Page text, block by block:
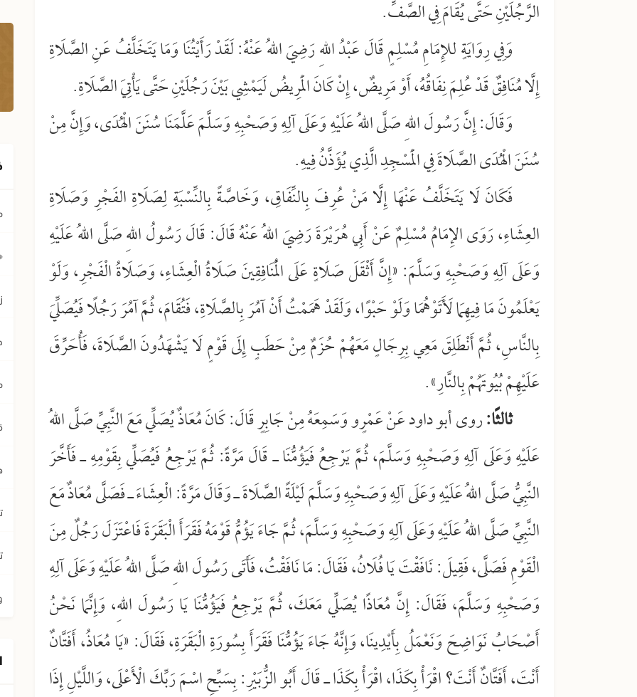
الرَّجُلَيْنِ حَتَّى يُقَامَ فِي الصَّفِّ.
وَفِي رِوَايَةٍ للإِمَامِ مُسْلِمٍ قَالَ عَبْدُ اللهِ رَضِيَ اللهُ عَنْهُ: لَقَدْ رَأَيْتُنَا وَمَا يَتَخَلَّفُ عَنِ الصَّلَاةِ
إِلَّا مُنَافِقٌ قَدْ عُلِمَ نِفَاقُهُ، أَوْ مَرِيضٌ، إِنْ كَانَ الْمَرِيضُ لَيَمْشِي بَيْنَ رَجُلَيْنِ حَتَّى يَأْتِيَ الصَّلَاةِ.
وَقَالَ: إِنَّ رَسُولَ اللهِ صَلَّى اللهُ عَلَيْهِ وَعَلَى آلِهِ وَصَحْبِهِ وَسَلَّمَ عَلَّمَنَا سُنَنَ الْهُدَى، وَإِنَّ مِنْ
سُنَنَ الْهُدَى الصَّلَاةَ فِي الْمَسْجِدِ الَّذِي يُؤَذَّنُ فِيهِ.
فَكَانَ لَا يَتَخَلَّفُ عَنْهَا إِلَّا مَنْ عُرِفَ بِالنِّفَاقِ، وَخَاصَّةً بِالنِّسْبَةِ لِصَلَاةِ الفَجْرِ وَصَلَاةِ
العِشَاءِ، رَوَى الإِمَامُ مُسْلِمٌ عَنْ أَبِي هُرَيْرَةَ رَضِيَ اللهُ عَنْهُ قَالَ: قَالَ رَسُولُ اللهِ صَلَّى اللهُ عَلَيْهِ
وَعَلَى آلِهِ وَصَحْبِهِ وَسَلَّمَ: «إِنَّ أَثْقَلَ صَلَاةٍ عَلَى الْمُنَافِقِينَ صَلَاةُ الْعِشَاءِ، وَصَلَاةُ الْفَجْرِ، وَلَوْ
يَعْلَمُونَ مَا فِيهِمَا لَأَتَوْهُمَا وَلَوْ حَبْوًا، وَلَقَدْ هَمَمْتُ أَنْ آمُرَ بِالصَّلَاةِ، فَتُقَامَ، ثُمَّ آمُرَ رَجُلًا فَيُصَلِّيَ
بِالنَّاسِ، ثُمَّ أَنْطَلِقَ مَعِي بِرِجَالٍ مَعَهُمْ حُزَمٌ مِنْ حَطَبٍ إِلَى قَوْمٍ لَا يَشْهَدُونَ الصَّلَاةَ، فَأُحَرِّقَ
عَلَيْهِمْ بُيُوتَهُمْ بِالنَّارِ».
ثالثًا:روى أبو داود عَنْ عَمْرٍو وَسَمِعَهُ مِنْ جَابِرٍ قَالَ: كَانَ مُعَاذٌ يُصَلِّي مَعَ النَّبِيِّ صَلَّى اللهُ
عَلَيْهِ وَعَلَى آلِهِ وَصَحْبِهِ وَسَلَّمَ، ثُمَّ يَرْجِعُ فَيَؤُمُّنَا ـ قَالَ مَرَّةً: ثُمَّ يَرْجِعُ فَيُصَلِّي بِقَوْمِهِ ـ فَأَخَّرَ
النَّبِيُّ صَلَّى اللهُ عَلَيْهِ وَعَلَى آلِهِ وَصَحْبِهِ وَسَلَّمَ لَيْلَةً الصَّلَاةَ ـ وَقَالَ مَرَّةً: الْعِشَاءَ ـ فَصَلَّى مُعَاذٌ مَعَ
النَّبِيِّ صَلَّى اللهُ عَلَيْهِ وَعَلَى آلِهِ وَصَحْبِهِ وَسَلَّمَ، ثُمَّ جَاءَ يَؤُمُّ قَوْمَهُ فَقَرَأَ الْبَقَرَةَ فَاعْتَزَلَ رَجُلٌ مِنَ
الْقَوْمِ فَصَلَّى، فَقِيلَ: نَافَقْتَ يَا فُلَانُ، فَقَالَ: مَا نَافَقْتُ، فَأَتَى رَسُولَ اللهِ صَلَّى اللهُ عَلَيْهِ وَعَلَى آلِهِ
وَصَحْبِهِ وَسَلَّمَ، فَقَالَ: إِنَّ مُعَاذًا يُصَلِّي مَعَكَ، ثُمَّ يَرْجِعُ فَيَؤُمُّنَا يَا رَسُولَ اللهِ، وَإِنَّمَا نَحْنُ
أَصْحَابُ نَوَاضِحَ وَنَعْمَلُ بِأَيْدِينَا، وَإِنَّهُ جَاءَ يَؤُمُّنَا فَقَرَأَ بِسُورَةِ الْبَقَرَةِ، فَقَالَ: «يَا مُعَاذُ، أَفَتَّانٌ
أَنْتَ، أَفَتَّانٌ أَنْتَ؟ اقْرَأْ بِكَذَا، اقْرَأْ بِكَذَا ـ قَالَ أَبُو الزُّبَيْرِ: بِسَبِّحِ اسْمَ رَبِّكَ الْأَعْلَى، وَاللَّيْلِ إِذَا